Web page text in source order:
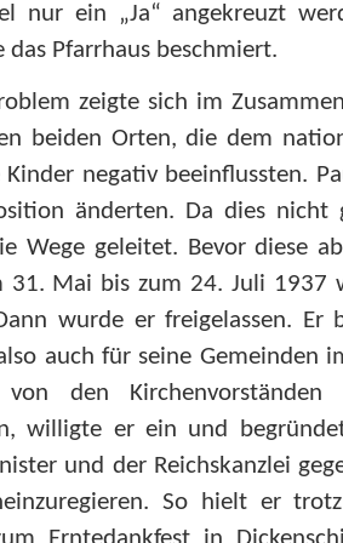
nur ein „Ja“ angekreuzt
das Pfarrhaus beschmiert.
zeigte sich im
beiden Orten, die dem
negativ beeinflussten.
änderten. Da dies nicht
Wege geleitet. Bevor diese
31. Mai bis zum 24. Juli 1937
wurde er freigelassen.
auch für seine Gemeinden
den Kirchenvorständen
willigte er ein und
und der Reichskanzlei
So hielt er